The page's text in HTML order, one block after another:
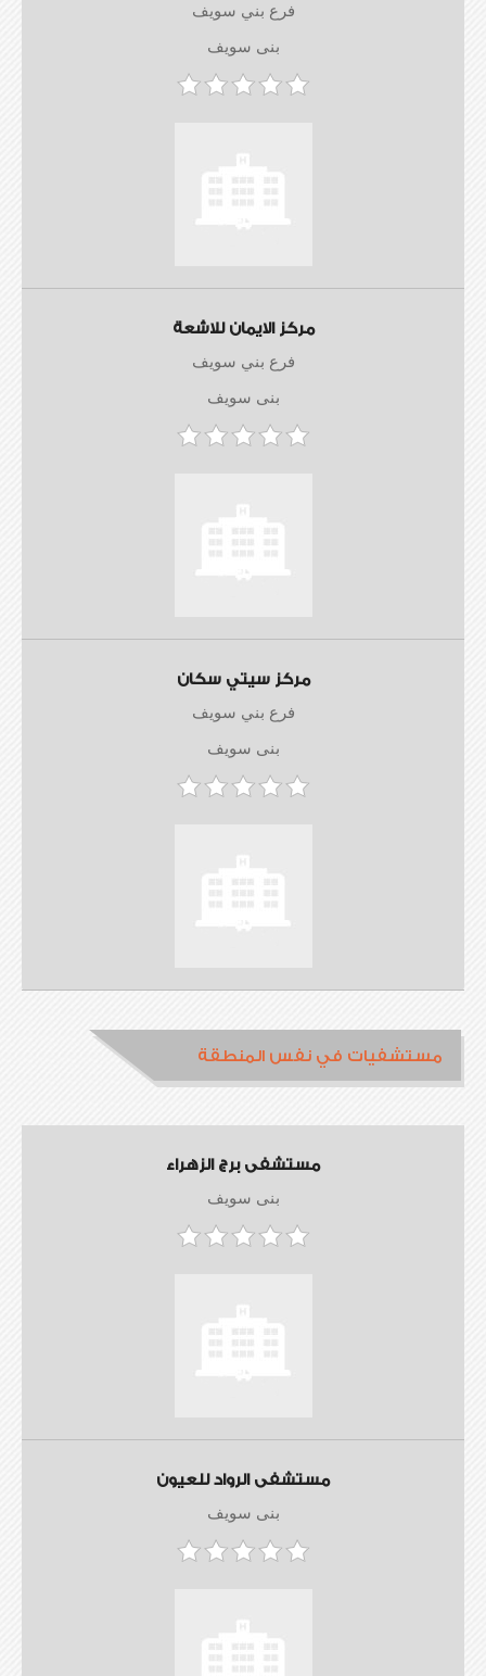
فرع بني سويف
بنى سويف
مركز الايمان للاشعة
فرع بني سويف
بنى سويف
مركز سيتي سكان
فرع بني سويف
بنى سويف
مستشفيات في نفس المنطقة
مستشفى برج الزهراء
بنى سويف
مستشفى الرواد للعيون
بنى سويف